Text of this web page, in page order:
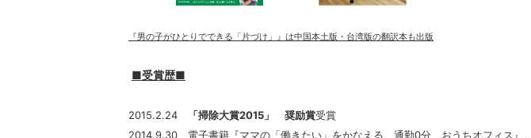
『男の子がひとりでできる「片づけ」』は中国本土版・台湾版の翻訳本も出版
■受賞歴■
2015.2.24 「掃除大賞2015」 奨励賞受賞
2014.9.30 電子書籍『ママの「働きたい」をかなえる 通勤0分 おうちオフィス』、